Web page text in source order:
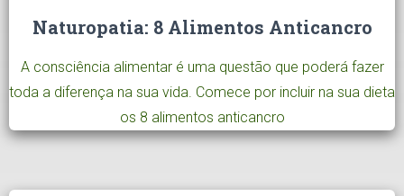
Naturopatia: 8 Alimentos Anticancro
A consciência alimentar é uma questão que poderá fazer
toda a diferença na sua vida. Comece por incluir na sua dieta
os 8 alimentos anticancro